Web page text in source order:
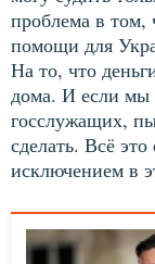
проблема в том,
помощи для
На то, что
дома. И если мы
госслужащих,
сделать. Всё
исключением в